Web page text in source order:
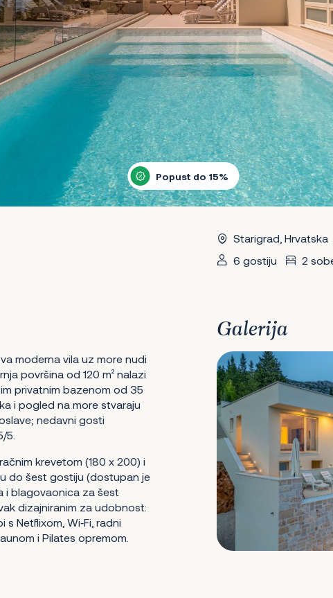
Popust do 15%
Starigrad, Hrvatska
6 gostiju
2
moderna vila uz more nudi
površina od 120 m² nalazi
privatnim bazenom od 35
i pogled na more stvaraju
nedavni gosti
5.
krevetom (180 x 200) i
do šest gostiju (dostupan je
i blagovaonica za šest
dizajniranim za udobnost:
Netflixom, Wi‑Fi, radni
i Pilates opremom.
Galerija